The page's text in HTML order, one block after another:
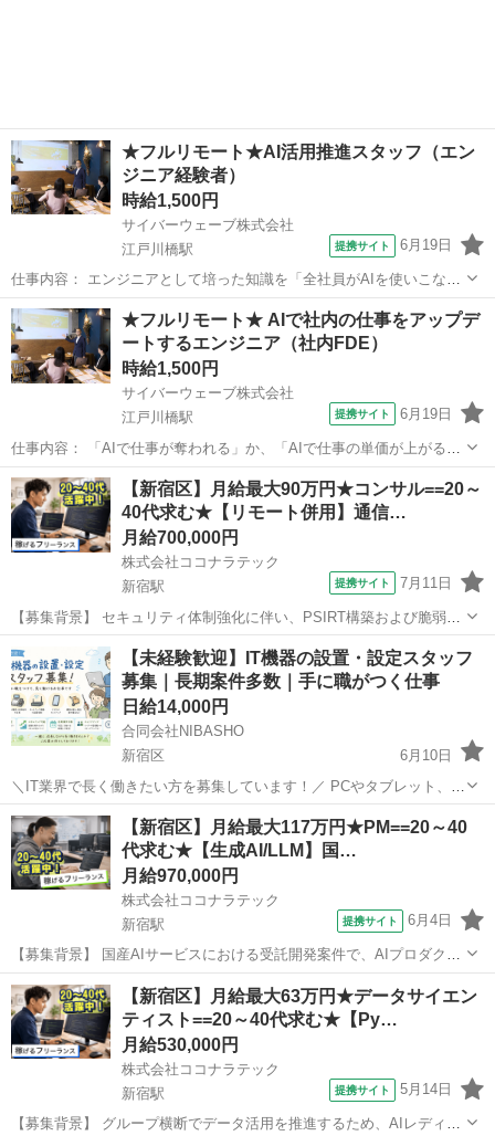
★フルリモート★AI活用推進スタッフ（エン
ジニア経験者）
時給1,500円
サイバーウェーブ株式会社
江戸川橋駅
提携サイト 6月19日
仕事内容： エンジニアとして培った知識を「全社員がAIを使いこなす
会社づくり」に活かしませんか？ 完全リモート × 自分のペース × 最
前線のAI実務 私たちサイバーウェーブは、システム受託開発とSaaS
事業を運営する会社...
東京 新宿区 江戸川橋駅 エンジニア
★フルリモート★ AIで社内の仕事をアップデ
ートするエンジニア（社内FDE）
時給1,500円
サイバーウェーブ株式会社
江戸川橋駅
提携サイト 6月19日
仕事内容： 「AIで仕事が奪われる」か、「AIで仕事の単価が上がる側
に回れるか」。 エンジニア経験のある方に、後者のキャリアパスがこ
こにあります。 ◆業界の変化と、この仕事の背景 SIerや受託開発の世
界では今、「人月で稼...
東京 新宿区 江戸川橋駅 エンジニア
【新宿区】月給最大90万円★コンサル==20～
40代求む★【リモート併用】通信…
月給700,000円
株式会社ココナラテック
新宿駅
提携サイト 7月11日
【募集背景】 セキュリティ体制強化に伴い、PSIRT構築および脆弱性
診断内製化を推進するための支援体制を強化するための募集です。
【作業内容】 セキュリティ体制強化に向けたPSIRT体制の構築および
運用支援を行っていただき...
東京 新宿区 新宿駅 エンジニア
【未経験歓迎】IT機器の設置・設定スタッフ
募集｜長期案件多数｜手に職がつく仕事
日給14,000円
合同会社NIBASHO
新宿区
6月10日
＼IT業界で長く働きたい方を募集しています！／ PCやタブレット、レ
ジ機器などの設置・設定を行うお仕事です。 コンビニや飲食店、小売
店、オフィスなどで使用される機器の入替や設定作業が中心となりま
す。 専門知識は...
東京 新宿区 エンジニア スタッフ
【新宿区】月給最大117万円★PM==20～40
代求む★【生成AI/LLM】国…
月給970,000円
株式会社ココナラテック
新宿駅
提携サイト 6月4日
【募集背景】 国産AIサービスにおける受託開発案件で、AIプロダクト
の開発およびビジネス活用を強化するためのプロジェクトとなりま
す。 【作業内容】 クライアントの業務理解と課題特定を行い、戦略ロ
ードマップを策定していただき...
東京 新宿区 新宿駅 エンジニア
【新宿区】月給最大63万円★データサイエン
ティスト==20～40代求む★【Py…
月給530,000円
株式会社ココナラテック
新宿駅
提携サイト 5月14日
【募集背景】 グループ横断でデータ活用を推進するため、AIレディな